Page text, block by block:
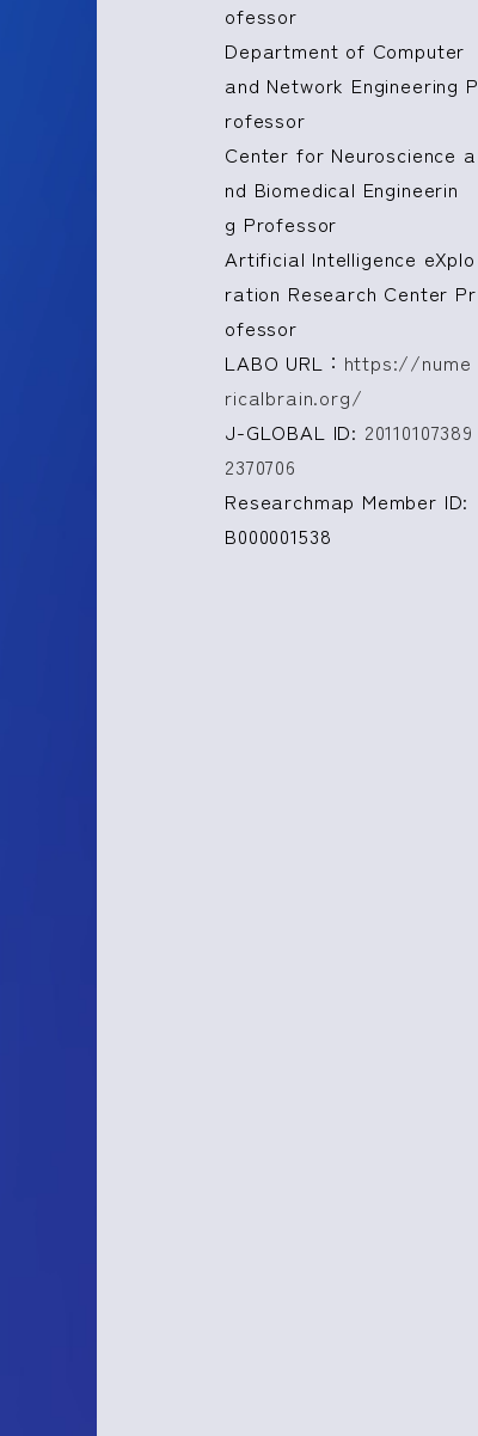
ofessor
Department of Computer
and Network Engineering P
rofessor
Center for Neuroscience a
nd Biomedical Engineerin
g Professor
Artificial Intelligence eXplo
ration Research Center Pr
ofessor
LABO URL： https://nume
ricalbrain.org/
J-GLOBAL ID: 20110107389
2370706
Researchmap Member ID:
B000001538